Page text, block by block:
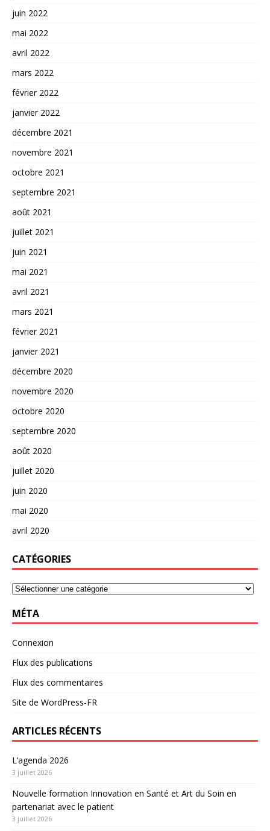
juin 2022
mai 2022
avril 2022
mars 2022
février 2022
janvier 2022
décembre 2021
novembre 2021
octobre 2021
septembre 2021
août 2021
juillet 2021
juin 2021
mai 2021
avril 2021
mars 2021
février 2021
janvier 2021
décembre 2020
novembre 2020
octobre 2020
septembre 2020
août 2020
juillet 2020
juin 2020
mai 2020
avril 2020
CATÉGORIES
MÉTA
Connexion
Flux des publications
Flux des commentaires
Site de WordPress-FR
ARTICLES RÉCENTS
L’agenda 2026
3 juillet 2026
Nouvelle formation Innovation en Santé et Art du Soin en
partenariat avec le patient
3 juillet 2026